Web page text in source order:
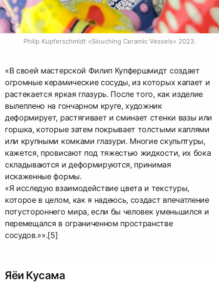
Philip Kupferschmidt «Slouching Ceramic Vessels» 2023.
«В своей мастерской Филип Купфершмидт создает
огромные керамические сосуды, из которых капает и
растекается яркая глазурь. После того, как изделие
вылеплено на гончарном круге, художник
деформирует, растягивает и сминает стенки вазы или
горшка, которые затем покрывает толстыми каплями
или крупными комками глазури. Многие скульптуры,
кажется, провисают под тяжестью жидкости, их бока
складываются и деформируются, принимая
искаженные формы.
«Я исследую взаимодействие цвета и текстуры,
которое в целом, как я надеюсь, создаст впечатление
потустороннего мира, если бы человек уменьшился и
перемещался в ограниченном пространстве
сосудов.»».[5]
Яёи Кусама